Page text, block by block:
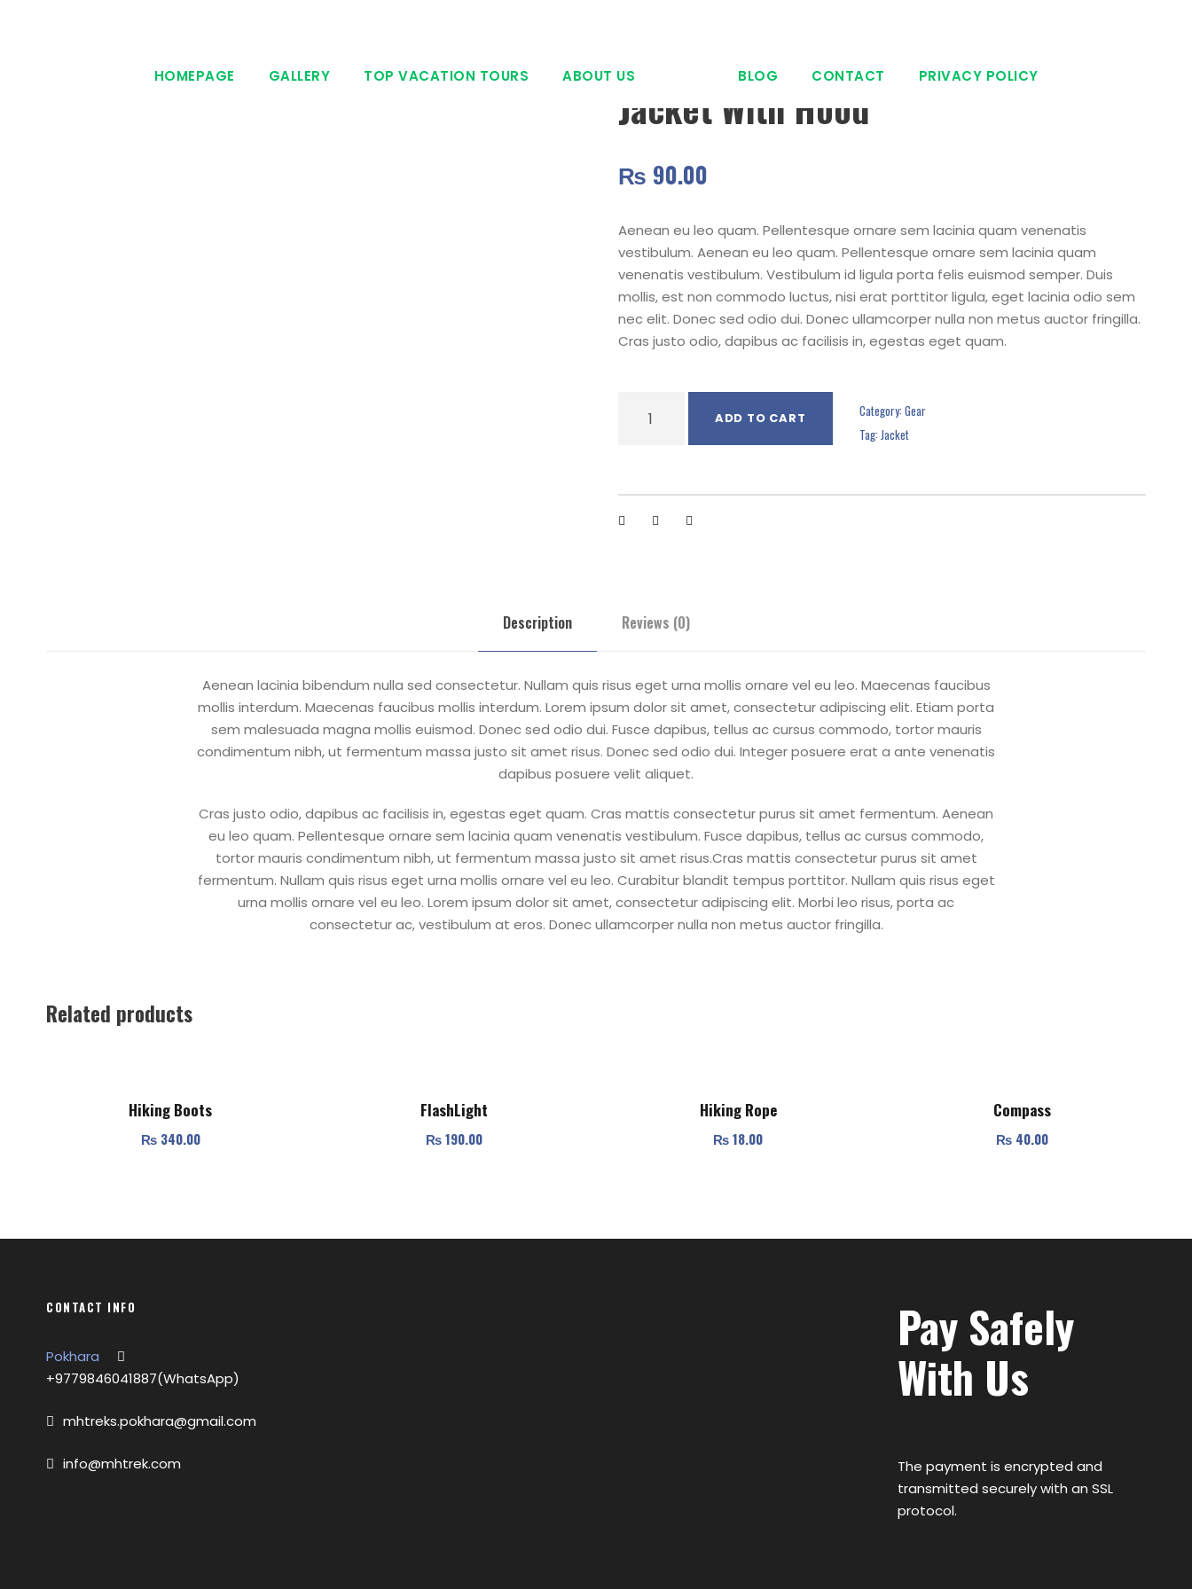
HOMEPAGE GALLERY TOP VACATION TOURS ABOUT US BLOG CONTACT PRIVACY POLICY
Jacket With Hood
₨ 90.00
Aenean eu leo quam. Pellentesque ornare sem lacinia quam venenatis
vestibulum. Aenean eu leo quam. Pellentesque ornare sem lacinia quam
venenatis vestibulum. Vestibulum id ligula porta felis euismod semper. Duis
mollis, est non commodo luctus, nisi erat porttitor ligula, eget lacinia odio sem
nec elit. Donec sed odio dui. Donec ullamcorper nulla non metus auctor fringilla.
Cras justo odio, dapibus ac facilisis in, egestas eget quam.
e
t
H
d
q
u
a
n
i
t
y
ADD TO CART Category: Gear
Tag: Jacket
Description Reviews (0)
Aenean lacinia bibendum nulla sed consectetur. Nullam quis risus eget urna mollis ornare vel eu leo. Maecenas faucibus
mollis interdum. Maecenas faucibus mollis interdum. Lorem ipsum dolor sit amet, consectetur adipiscing elit. Etiam porta
sem malesuada magna mollis euismod. Donec sed odio dui. Fusce dapibus, tellus ac cursus commodo, tortor mauris
condimentum nibh, ut fermentum massa justo sit amet risus. Donec sed odio dui. Integer posuere erat a ante venenatis
dapibus posuere velit aliquet.
Cras justo odio, dapibus ac facilisis in, egestas eget quam. Cras mattis consectetur purus sit amet fermentum. Aenean
eu leo quam. Pellentesque ornare sem lacinia quam venenatis vestibulum. Fusce dapibus, tellus ac cursus commodo,
tortor mauris condimentum nibh, ut fermentum massa justo sit amet risus.Cras mattis consectetur purus sit amet
fermentum. Nullam quis risus eget urna mollis ornare vel eu leo. Curabitur blandit tempus porttitor. Nullam quis risus eget
urna mollis ornare vel eu leo. Lorem ipsum dolor sit amet, consectetur adipiscing elit. Morbi leo risus, porta ac
consectetur ac, vestibulum at eros. Donec ullamcorper nulla non metus auctor fringilla.
Related products
Hiking Boots
₨340.00
FlashLight
₨190.00
Hiking Rope
₨18.00
Compass
₨40.00
CONTACT INFO
Pokhara
+9779846041887(WhatsApp)
mhtreks.pokhara@gmail.com
info@mhtrek.com
Pay Safely
With Us
The payment is encrypted and
transmitted securely with an SSL
protocol.